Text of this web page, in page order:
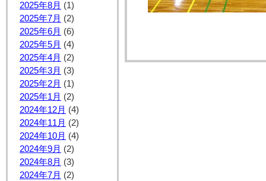
2025年8月 (1)
2025年7月 (2)
2025年6月 (6)
2025年5月 (4)
2025年4月 (2)
2025年3月 (3)
2025年2月 (1)
2025年1月 (2)
2024年12月 (4)
2024年11月 (2)
2024年10月 (4)
2024年9月 (2)
2024年8月 (3)
2024年7月 (2)